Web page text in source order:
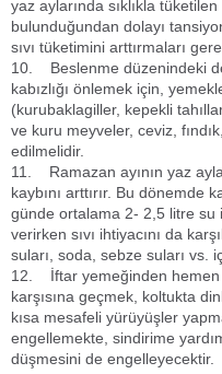
yaz aylarında sıklıkla
bulunduğundan dolayı
sıvı tüketimini arttırmaları
10. Beslenme düzenindeki
kabızlığı önlemek için,
(kurubaklagiller, kepekli
ve kuru meyveler, ceviz,
edilmelidir.
11. Ramazan ayının yaz
kaybını arttırır. Bu dönemde
günde ortalama 2- 2,5 litre
verirken sıvı ihtiyacını da
suları, soda, sebze suları vs.
12. İftar yemeğinden hemen
karşısına geçmek, koltukta
kısa mesafeli yürüyüşler
engellemekte, sindirime
düşmesini de engelleyecektir.